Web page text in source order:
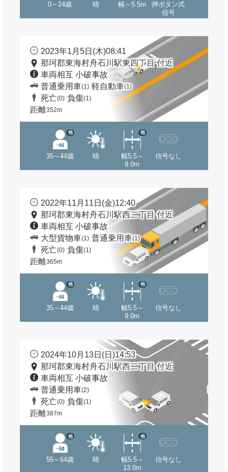
0～24歳 晴 幅～5.5m
押ボタン式
信号
2023年1月5日(木)08:41
那珂郡東海村舟石川駅東四丁目 付近
車両相互 小破事故
普通乗用車(1) 軽自動車(1)
死亡(0) 負傷(1)
距離352m
35～44歳
他
晴
幅5.5～
9.0m
他
信号なし
2022年11月11日(金)12:40
那珂郡東海村舟石川駅西二丁目 付近
車両相互 小破事故
大型貨物車(1) 普通乗用車(1)
死亡(0) 負傷(1)
距離365m
35～44歳
他
晴
幅5.5～
9.0m
他
信号なし
2024年10月13日(日)14:53
那珂郡東海村舟石川駅西二丁目 付近
車両相互 小破事故
普通乗用車(2)
死亡(0) 負傷(1)
距離387m
55～64歳
他
晴
幅5.5～
13.0m
他
信号なし